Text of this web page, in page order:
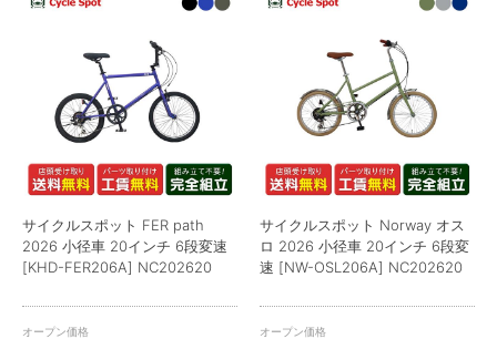
サイクルスポット FER path
2026 小径車 20インチ 6段変速
[KHD-FER206A] NC202620
オープン価格
サイクルスポット Norway オス
ロ 2026 小径車 20インチ 6段変
速 [NW-OSL206A] NC202620
オープン価格